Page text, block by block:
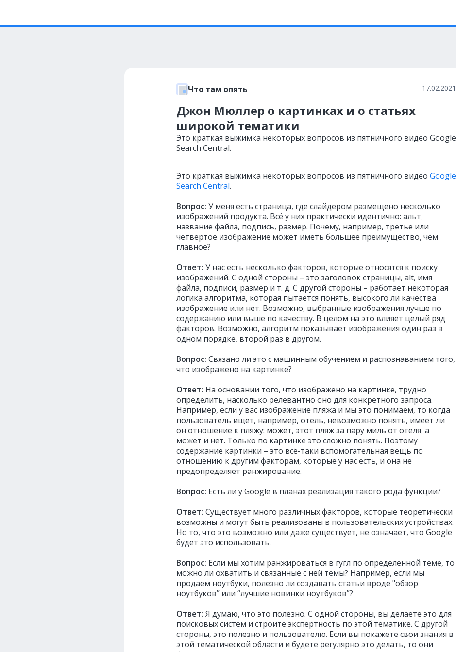
Что там опять 17.02.2021
Джон Мюллер о картинках и о статьях
широкой тематики
Это краткая выжимка некоторых вопросов из пятничного видео Google
Search Central.
Это краткая выжимка некоторых вопросов из пятничного видео Google
Search Central.
Вопрос: У меня есть страница, где слайдером размещено несколько
изображений продукта. Всё у них практически идентично: альт,
название файла, подпись, размер. Почему, например, третье или
четвертое изображение может иметь большее преимущество, чем
главное?
Ответ: У нас есть несколько факторов, которые относятся к поиску
изображений. С одной стороны – это заголовок страницы, alt, имя
файла, подписи, размер и т. д. С другой стороны – работает некоторая
логика алгоритма, которая пытается понять, высокого ли качества
изображение или нет. Возможно, выбранные изображения лучше по
содержанию или выше по качеству. В целом на это влияет целый ряд
факторов. Возможно, алгоритм показывает изображения один раз в
одном порядке, второй раз в другом.
Вопрос: Связано ли это с машинным обучением и распознаванием того,
что изображено на картинке?
Ответ: На основании того, что изображено на картинке, трудно
определить, насколько релевантно оно для конкретного запроса.
Например, если у вас изображение пляжа и мы это понимаем, то когда
пользователь ищет, например, отель, невозможно понять, имеет ли
он отношение к пляжу: может, этот пляж за пару миль от отеля, а
может и нет. Только по картинке это сложно понять. Поэтому
содержание картинки – это всё-таки вспомогательная вещь по
отношению к другим факторам, которые у нас есть, и она не
предопределяет ранжирование.
Вопрос: Есть ли у Google в планах реализация такого рода функции?
Ответ: Существует много различных факторов, которые теоретически
возможны и могут быть реализованы в пользовательских устройствах.
Но то, что это возможно или даже существует, не означает, что Google
будет это использовать.
Вопрос: Если мы хотим ранжироваться в гугл по определенной теме, то
можно ли охватить и связанные с ней темы? Например, если мы
продаем ноутбуки, полезно ли создавать статьи вроде "обзор
ноутбуков” или “лучшие новинки ноутбуков”?
Ответ: Я думаю, что это полезно. С одной стороны, вы делаете это для
поисковых систем и строите экспертность по этой тематике. C другой
стороны, это полезно и пользователю. Если вы покажете свои знания в
этой тематической области и будете регулярно это делать, то они